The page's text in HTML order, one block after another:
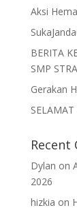
Aksi
BERITA
SMP
Gerakan
Recent
Dylan on
2026
hizkia on